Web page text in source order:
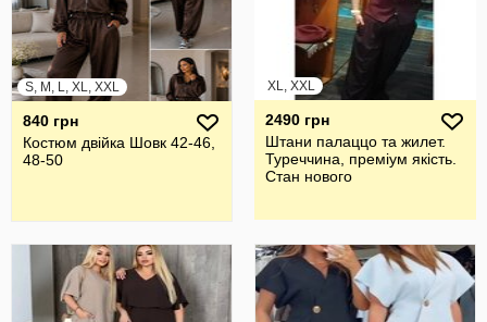
S, M, L, XL, XXL
840 грн
Костюм двійка Шовк 42-46,
48-50
XL, XXL
2490 грн
Штани палаццо та жилет.
Туреччина, преміум якість.
Стан нового